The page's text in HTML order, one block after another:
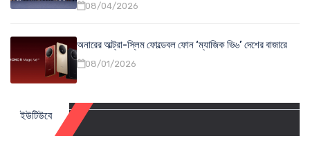
08/04/2026
অনারের আল্ট্রা-স্লিম ফোল্ডেবল ফোন ‘ম্যাজিক ভি৬’ দেশের বাজারে
08/01/2026
ইউটিউবে